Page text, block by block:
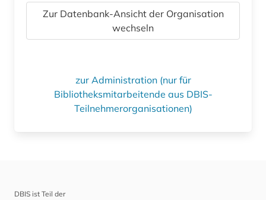
Zur Datenbank-Ansicht der Organisation
wechseln
zur Administration (nur für
Bibliotheksmitarbeitende aus DBIS-
Teilnehmerorganisationen)
DBIS ist Teil der